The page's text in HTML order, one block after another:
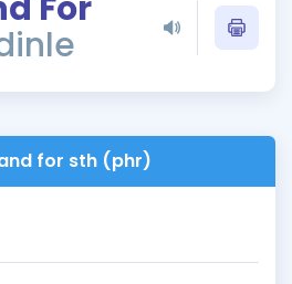
for sth (phr)